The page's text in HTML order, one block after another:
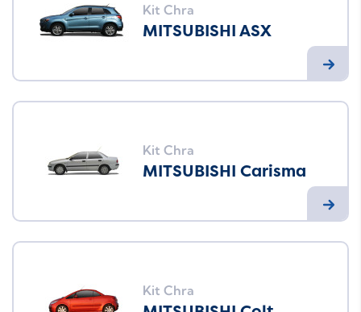
Kit Chra
MITSUBISHI ASX
Kit Chra
MITSUBISHI Carisma
Kit Chra